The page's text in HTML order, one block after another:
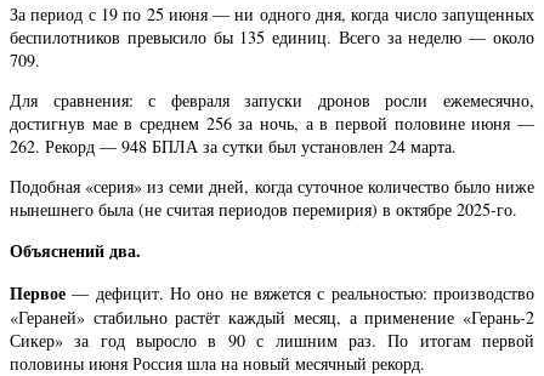
За период с 19 по 25 июня — ни одного дня, когда число запущенных
беспилотников превысило бы 135 единиц. Всего за неделю — около
709.
Для сравнения: с февраля запуски дронов росли ежемесячно,
достигнув мае в среднем 256 за ночь, а в первой половине июня —
262. Рекорд — 948 БПЛА за сутки был установлен 24 марта.
Подобная «серия» из семи дней, когда суточное количество было ниже
нынешнего была (не считая периодов перемирия) в октябре 2025-го.
Объяснений два.
Первое — дефицит. Но оно не вяжется с реальностью: производство
«Гераней» стабильно растёт каждый месяц, а применение «Герань-2
Сикер» за год выросло в 90 с лишним раз. По итогам первой
половины июня Россия шла на новый месячный рекорд.